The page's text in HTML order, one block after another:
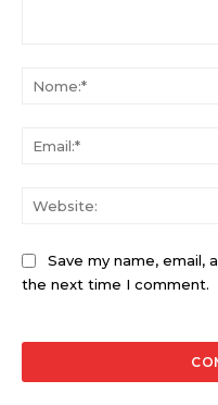
Save my name, email,
the next time I comment.